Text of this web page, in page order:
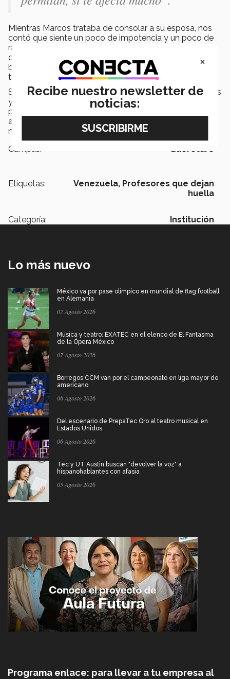
Mientras Marcos trataba de consolar a su esposa, nos
contó que siente un poco de impotencia y un poco de
rabia al ver cómo un país con tanto potencial ha sido
destruido por un sistema que no ha traído ni un sólo
beneficio. Ellos apoyan con lo que pueden, pero con
tristeza afirman que nunca es suficiente.
Somos muchos quienes tenemos clases con profesores
y alumnos extranjeros, pero ¿cuántas veces nos
ponemos a pensar en lo que ellos pueden estar
atravesando? Somos una sola comunidad Tec y es
momento de demostrarlo.
Campus:
Querétaro
Etiquetas: Venezuela, Profesores que dejan
huella
Categoría: Institución
Lo más nuevo
México va por pase olímpico en mundial de flag football
en Alemania
07 Agosto 2026
Música y teatro: EXATEC en el elenco de El Fantasma
de la Ópera México
07 Agosto 2026
Borregos CCM van por el campeonato en liga mayor de
americano
06 Agosto 2026
Del escenario de PrepaTec Qro al teatro musical en
Estados Unidos
06 Agosto 2026
Tec y UT Austin buscan "devolver la voz" a
hispanohablantes con afasia
05 Agosto 2026
Programa enlace: para llevar a tu empresa al
×
Recibe nuestro newsletter de
noticias: